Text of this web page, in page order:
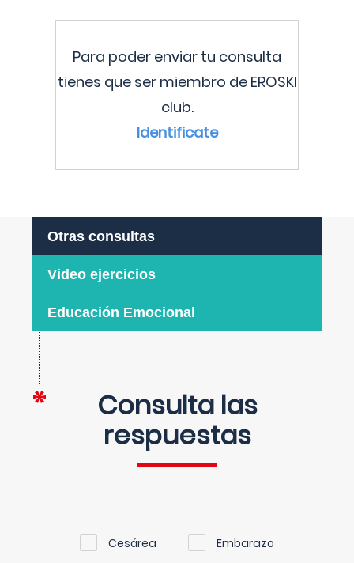
Para poder enviar tu consulta
tienes que ser miembro de EROSKI
club.
Identificate
Otras consultas
Video ejercicios
Educación Emocional
Consulta las
respuestas
Cesárea Embarazo